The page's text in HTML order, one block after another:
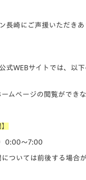
長崎にご声援いただき
式WEBサイトでは、以
ムページの閲覧ができな
0:00～7:00
ついては前後する場合